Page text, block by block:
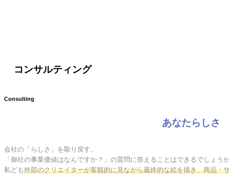
コンサルティング
Consulting
あなたらしさ
会社の「らしさ」を取り戻す。
「御社の事業価値はなんですか？」の質問に答えることはできるでしょう
私ども外部のクリエイターが客観的に見ながら最終的な絵を描き、商品・